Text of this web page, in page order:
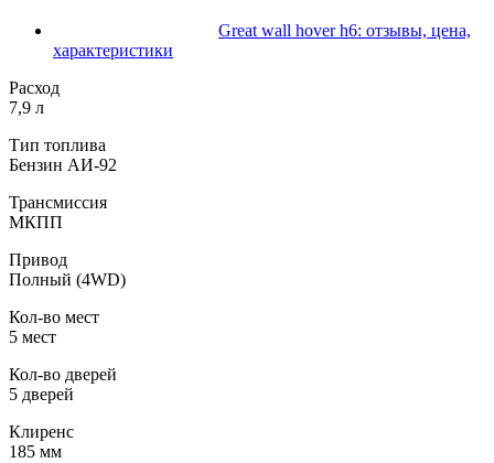
Great wall hover h6: отзывы, цена,
характеристики
Расход
7,9 л
Тип топлива
Бензин АИ-92
Трансмиссия
МКПП
Привод
Полный (4WD)
Кол-во мест
5 мест
Кол-во дверей
5 дверей
Клиренс
185 мм